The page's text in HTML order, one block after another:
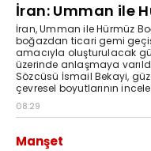
İran: Umman ile
İran, Umman ile Hürmüz
boğazdan ticari gemi
amacıyla oluşturulacak
üzerinde anlaşmaya
Sözcüsü İsmail Bekayi,
çevresel boyutlarının
08:29
Manşet